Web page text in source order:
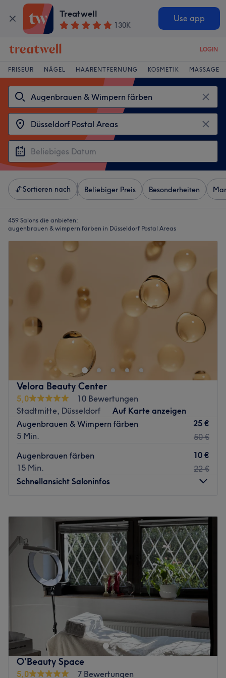
Treatwell
130K
Use app
LOGIN
FRISEUR NÄGEL HAARENTFERNUNG KOSMETIK MASSAGE
Sortieren nach Beliebiger Preis Besonderheiten
459 Salons die anbieten:
augenbrauen & wimpern färben in Düsseldorf Postal Areas
Velora Beauty Center
5,0
10 Bewertungen
Stadtmitte, Düsseldorf
Auf Karte anzeigen
Augenbrauen & Wimpern färben
5 Min.
25 €
50 €
Augenbrauen färben
15 Min.
10 €
22 €
Schnellansicht Saloninfos
Dienstag
10:00–18:00
10:00–18:00
Donnerstag
10:00–18:00
Freitag
10:00–18:00
Samstag
10:00–18:00
Sonntag
Geschlossen
Velora Beauty Center & Academy verbindet luxuriöse
Beauty-Behandlungen mit modernster Technologie. Das
Zentrum bietet professionelle Gesichtsbehandlungen,
hochwirksame Laser-Haarentfernung mit Candela-
Technologie sowie exklusive Skin-Care-Rituale mit
Premium-Marken wie Babor, Dermopro und Alex
O'Beauty Space
5,0
7 Bewertungen